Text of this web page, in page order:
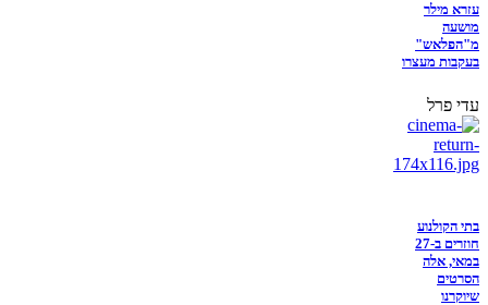
עזרא מילר
מושעה
מ"הפלאש"
בעקבות מעצרו
עדי פרל
בתי הקולנוע
חוזרים ב-27
במאי, אלה
הסרטים
שיוקרנו